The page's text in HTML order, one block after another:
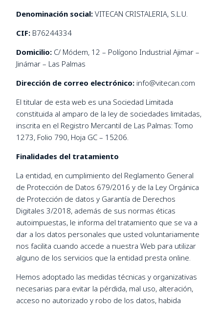
Denominación social: VITECAN CRISTALERIA, S.L.U.
CIF: B76244334
Domicilio: C/ Módem, 12 – Polígono Industrial Ajimar –
Jinámar – Las Palmas
Dirección de correo electrónico: info@vitecan.com
El titular de esta web es una Sociedad Limitada
constituida al amparo de la ley de sociedades limitadas,
inscrita en el Registro Mercantil de Las Palmas: Tomo
1273, Folio 790, Hoja GC – 15206.
Finalidades del tratamiento
La entidad, en cumplimiento del Reglamento General
de Protección de Datos 679/2016 y de la Ley Orgánica
de Protección de datos y Garantía de Derechos
Digitales 3/2018, además de sus normas éticas
autoimpuestas, le informa del tratamiento que se va a
dar a los datos personales que usted voluntariamente
nos facilita cuando accede a nuestra Web para utilizar
alguno de los servicios que la entidad presta online.
Hemos adoptado las medidas técnicas y organizativas
necesarias para evitar la pérdida, mal uso, alteración,
acceso no autorizado y robo de los datos, habida